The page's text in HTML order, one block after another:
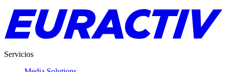
Servicios